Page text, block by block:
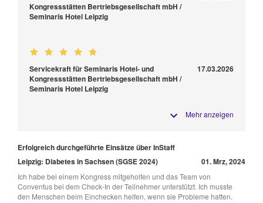
Kongressstätten Bertriebsgesellschaft mbH /
Seminaris Hotel Leipzig
Servicekraft für Seminaris Hotel- und
Kongressstätten Bertriebsgesellschaft mbH /
Seminaris Hotel Leipzig
17.03.2026
Mehr anzeigen
Erfolgreich durchgeführte Einsätze über InStaff
Leipzig: Diabetes in Sachsen (SGSE 2024)
01. Mrz, 2024
Ich habe bei einem Kongress mitgeholfen und das Team von
Conventus bei dem Check-In der Teilnehmer unterstützt. Ich musste
den Menschen beim Einchecken helfen, wenn sie Probleme hatten.